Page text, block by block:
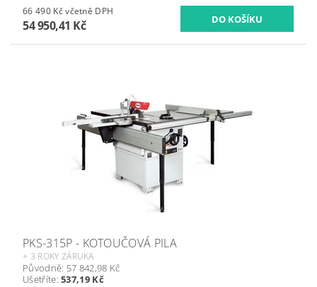
66 490 Kč včetně DPH
54 950,41 Kč
PKS-315P - KOTOUČOVÁ PILA
+ 3 ROKY ZÁRUKA
Původně: 57 842,98 Kč
Ušetříte:537,19 Kč